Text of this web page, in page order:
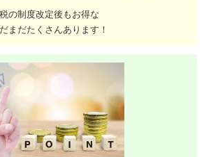
の制度改定後もお得な
まだたくさんあります！